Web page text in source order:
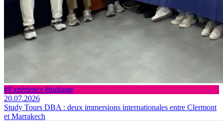
#Expérience étudiante
20.07.2026
Study Tours DBA : deux immersions internationales entre Clermont
et Marrakech